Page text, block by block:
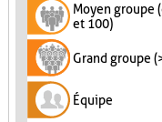
Moyen groupe
et 100)
Grand groupe
Équipe